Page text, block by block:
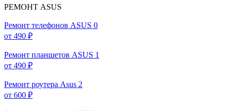
РЕМОНТ ASUS
Ремонт телефонов ASUS 0
от 490 ₽
Ремонт планшетов ASUS 1
от 490 ₽
Ремонт роутера Asus 2
от 600 ₽